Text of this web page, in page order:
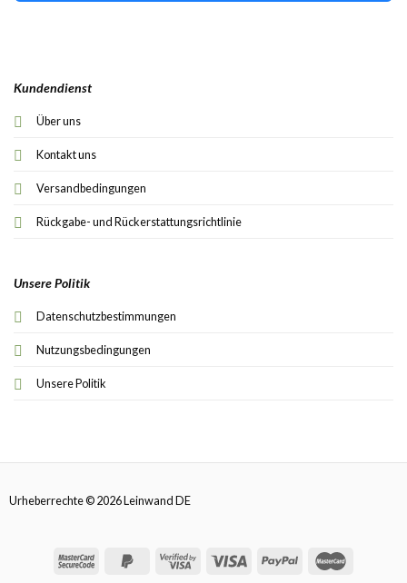
Kundendienst
Über uns
Kontakt uns
Versandbedingungen
Rückgabe- und Rückerstattungsrichtlinie
Unsere Politik
Datenschutzbestimmungen
Nutzungsbedingungen
Unsere Politik
Urheberrechte © 2026 Leinwand DE